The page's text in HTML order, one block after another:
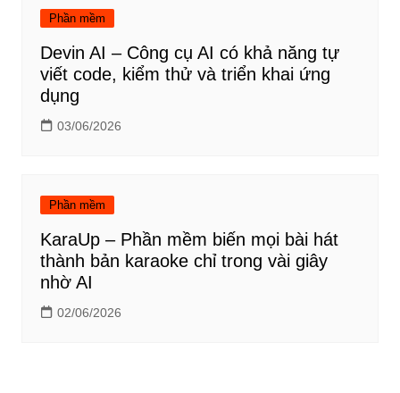
Phần mềm
Devin AI – Công cụ AI có khả năng tự
viết code, kiểm thử và triển khai ứng
dụng
03/06/2026
Phần mềm
KaraUp – Phần mềm biến mọi bài hát
thành bản karaoke chỉ trong vài giây
nhờ AI
02/06/2026